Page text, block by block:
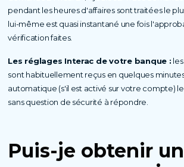
pendant les heures d'affaires sont traitées le
lui-même est quasi instantané une fois
vérification faites.
Les réglages Interac de votre banque :
sont habituellement reçus en quelques
automatique (s'il est activé sur votre compte)
sans question de sécurité à répondre.
Puis-je obtenir